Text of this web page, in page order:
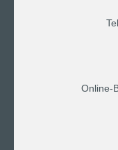
Online-